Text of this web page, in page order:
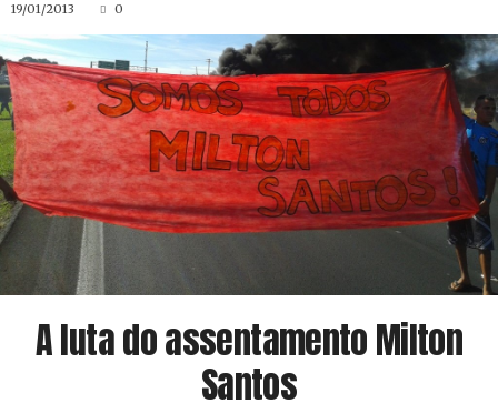
19/01/2013 0
A luta do assentamento Milton
Santos